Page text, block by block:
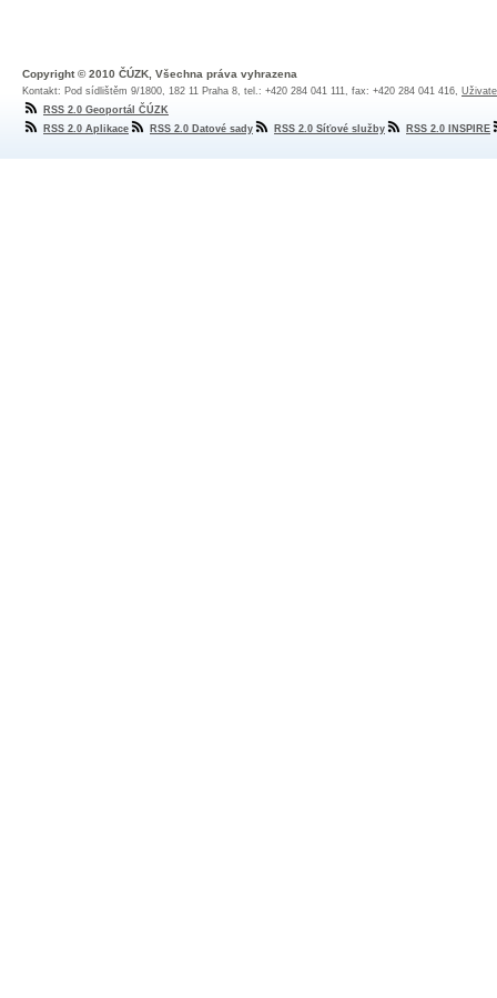
Copyright © 2010 ČÚZK, Všechna práva vyhrazena
Kontakt: Pod sídlištěm 9/1800, 182 11 Praha 8, tel.: +420 284 041 111, fax: +420 284 041 416,
RSS 2.0 Geoportál ČÚZK
RSS 2.0 Aplikace
RSS 2.0 Datové sady RSS 2.0 Síťové služby RSS 2.0 INSPIRE